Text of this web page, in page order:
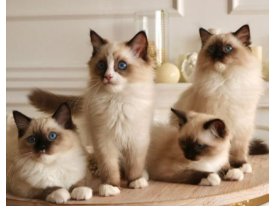
العلاج بالليزر فى القطط قب البدء فى إجراءات جلسات الليزر سيقوم
الطبيب بمراجعة الملف الكامل حول تاريخ القطة الصحى والدوائى. سيقوم
الطبيب بعمل الفحوصات الجسدية الشاملة للقطةكما سيقوم بعمل تحاليل
البول والدم لاكتشاف اى عدوى او قصور فى صحة القطة.الأشعات
السينية والتصوير بالموجات أحد أدوات الطبيب للكشف […]